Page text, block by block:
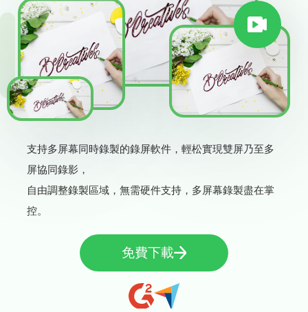
支持多屏幕同時錄製的錄屏軟件，輕松實現雙屏乃至多
屏協同錄影，
自由調整錄製區域，無需硬件支持，多屏幕錄製盡在掌
控。
免費下載